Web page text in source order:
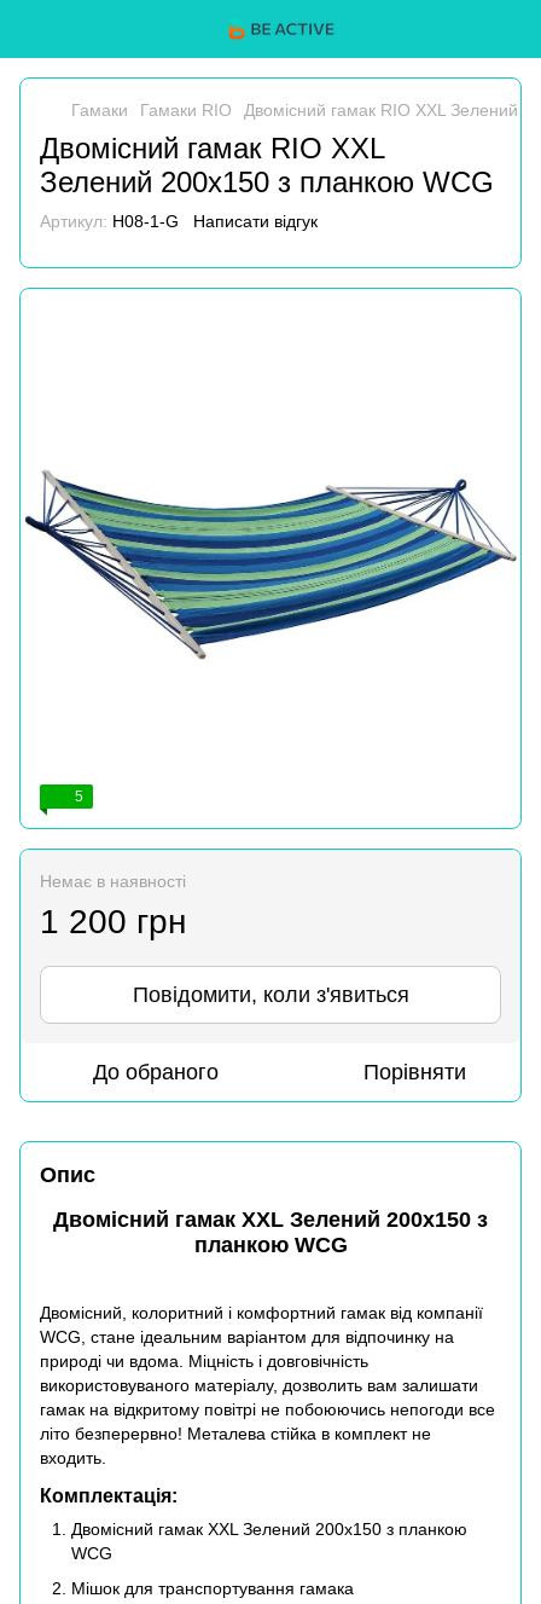
Гамаки Гамаки RIO Двомісний гамак RIO XXL Зелений
Двомісний гамак RIO XXL
Зелений 200х150 з планкою WCG
Артикул: H08-1-G Написати відгук
5
Немає в наявності
1 200 грн
Повідомити, коли з'явиться
До обраного Порівняти
Опис
Двомісний гамак XXL Зелений 200х150 з
планкою WCG
Двомісний, колоритний і комфортний гамак від компанії
WCG, стане ідеальним варіантом для відпочинку на
природі чи вдома. Міцність і довговічність
використовуваного матеріалу, дозволить вам залишати
гамак на відкритому повітрі не побоюючись непогоди все
літо безперервно! Металева стійка в комплект не
входить.
Комплектація:
Двомісний гамак XXL Зелений 200х150 з планкою
WCG
Мішок для транспортування гамака